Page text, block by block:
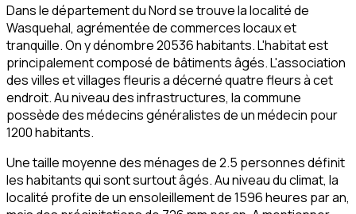
Dans le département du Nord se trouve la localité de
Wasquehal, agrémentée de commerces locaux et
tranquille. On y dénombre 20536 habitants. L'habitat est
principalement composé de bâtiments âgés. L'association
des villes et villages fleuris a décerné quatre fleurs à cet
endroit. Au niveau des infrastructures, la commune
possède des médecins généralistes de un médecin pour
1200 habitants.
Une taille moyenne des ménages de 2.5 personnes définit
les habitants qui sont surtout âgés. Au niveau du climat, la
localité profite de un ensoleillement de 1596 heures par an,